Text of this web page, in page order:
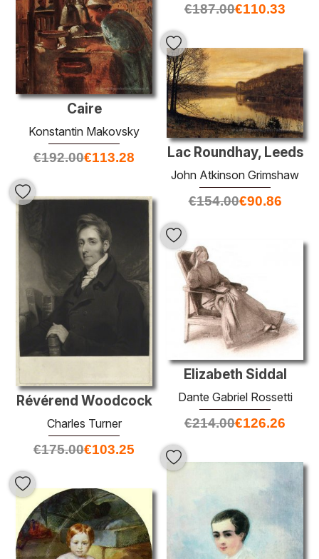
€187.00€110.33
Caire
Konstantin Makovsky
€192.00€113.28 Lac Roundhay, Leeds
John Atkinson Grimshaw
€154.00€90.86
Révérend Woodcock
Charles Turner
€175.00€103.25
Elizabeth Siddal
Dante Gabriel Rossetti
€214.00€126.26